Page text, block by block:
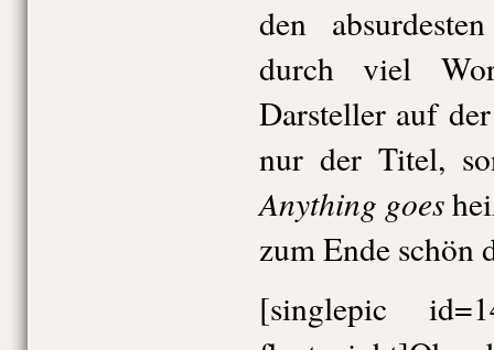
den
durch viel
Darsteller auf
nur der Titel,
Anything goes
zum Ende schön
[singlepic